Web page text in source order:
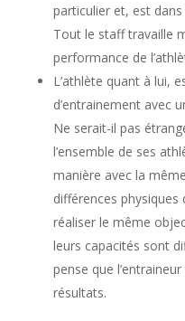
particulier et, est
Tout le staff travaille
performance de
L’athlète quant à lui,
d’entrainement avec
Ne serait-il pas
l’ensemble de ses
manière avec la
différences physiques
réaliser le même
leurs capacités sont
pense que
résultats.